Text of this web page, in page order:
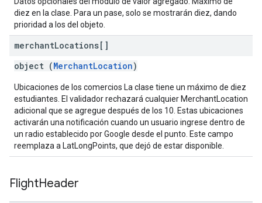
diez en la clase. Para un pase, solo se mostrarán diez, dando
prioridad a los del objeto.
merchantLocations[]
object (MerchantLocation)
Ubicaciones de los comercios La clase tiene un máximo de diez
estudiantes. El validador rechazará cualquier MerchantLocation
adicional que se agregue después de los 10. Estas ubicaciones
activarán una notificación cuando un usuario ingrese dentro de
un radio establecido por Google desde el punto. Este campo
reemplaza a LatLongPoints, que dejó de estar disponible.
FlightHeader